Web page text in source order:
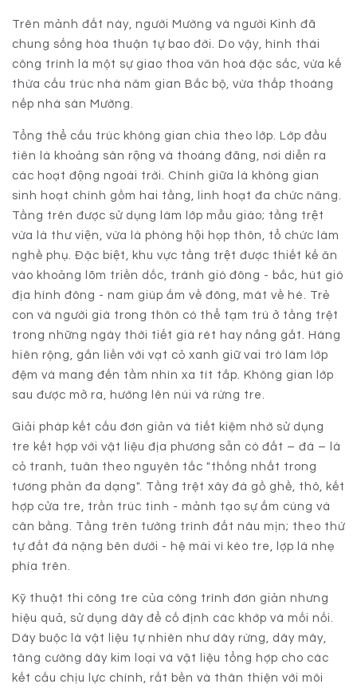
Trên mảnh đất này, người Mường và người Kinh đã
chung sống hòa thuận tự bao đời. Do vậy, hình thái
công trình là một sự giao thoa văn hoá đặc sắc, vừa kế
thừa cấu trúc nhà năm gian Bắc bộ, vừa thấp thoáng
nếp nhà sàn Mường.
Tổng thể cấu trúc không gian chia theo lớp. Lớp đầu
tiên là khoảng sân rộng và thoáng đãng, nơi diễn ra
các hoạt động ngoài trời. Chính giữa là không gian
sinh hoạt chính gồm hai tầng, linh hoạt đa chức năng.
Tầng trên được sử dụng làm lớp mẫu giáo; tầng trệt
vừa là thư viện, vừa là phòng hội họp thôn, tổ chức làm
nghề phụ. Đặc biệt, khu vực tầng trệt được thiết kế ăn
vào khoảng lõm triền dốc, tránh gió đông - bắc, hút gió
địa hình đông - nam giúp ấm về đông, mát về hè. Trẻ
con và người già trong thôn có thể tạm trú ở tầng trệt
trong những ngày thời tiết giá rét hay nắng gắt. Hàng
hiên rộng, gắn liền với vạt cỏ xanh giữ vai trò làm lớp
đệm và mang đến tầm nhìn xa tít tắp. Không gian lớp
sau được mở ra, hướng lên núi và rừng tre.
Giải pháp kết cấu đơn giản và tiết kiệm nhờ sử dụng
tre kết hợp với vật liệu địa phương sẵn có đất – đá – lá
cỏ tranh, tuân theo nguyên tắc "thống nhất trong
tương phản đa dạng". Tầng trệt xây đá gồ ghề, thô, kết
hợp cửa tre, trần trúc tinh - mảnh tạo sự ấm cúng và
cân bằng. Tầng trên tường trình đất nâu mịn; theo thứ
tự đất đá nặng bên dưới - hệ mái vì kèo tre, lợp lá nhẹ
phía trên.
Kỹ thuật thi công tre của công trình đơn giản nhưng
hiệu quả, sử dụng dây để cố định các khớp và mối nối.
Dây buộc là vật liệu tự nhiên như dây rừng, dây mây,
tăng cường dây kim loại và vật liệu tổng hợp cho các
kết cấu chịu lực chính, rất bền và thân thiện với môi